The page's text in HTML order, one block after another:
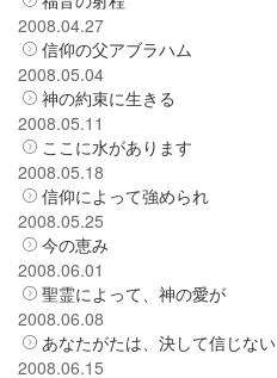
2008.04.27
信仰の父アブラハム
2008.05.04
神の約束に生きる
2008.05.11
ここに水があります
2008.05.18
信仰によって強められ
2008.05.25
今の恵み
2008.06.01
聖霊によって、神の愛が
2008.06.08
あなたがたは、決して信じない
2008.06.15